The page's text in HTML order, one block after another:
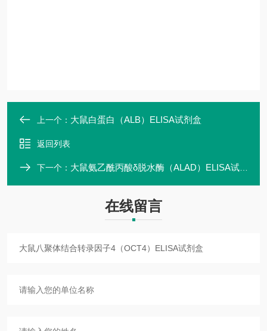
上一个： 大鼠白蛋白（ALB）ELISA试剂盒
返回列表
下一个： 大鼠氨乙酰丙酸δ脱水酶（ALAD）ELISA试剂盒
在线留言